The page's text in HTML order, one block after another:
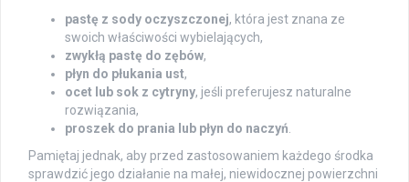
pastę z sody oczyszczonej, która jest znana ze
swoich właściwości wybielających,
zwykłą pastę do zębów,
płyn do płukania ust,
ocet lub sok z cytryny, jeśli preferujesz naturalne
rozwiązania,
proszek do prania lub płyn do naczyń
Pamiętaj jednak, aby przed zastosowaniem każdego środka
sprawdzić jego działanie na małej, niewidocznej powierzchni